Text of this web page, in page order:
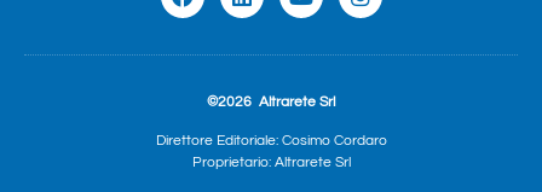
©2026 Altrarete Srl
Direttore Editoriale: Cosimo Cordaro
Proprietario: Altrarete Srl